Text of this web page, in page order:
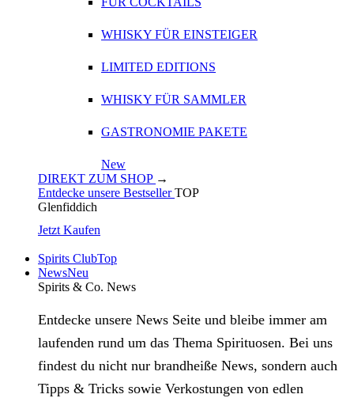
WHISKY FÜR EINSTEIGER
LIMITED EDITIONS
WHISKY FÜR SAMMLER
GASTRONOMIE PAKETE
New
DIREKT ZUM SHOP →
Entdecke unsere BestsellerTOP
Glenfiddich
Jetzt Kaufen
Spirits ClubTop
NewsNeu
Spirits & Co. News
Entdecke unsere News Seite und bleibe immer am
laufenden rund um das Thema Spirituosen. Bei uns
findest du nicht nur brandheiße News, sondern auch
Tipps & Tricks sowie Verkostungen von edlen